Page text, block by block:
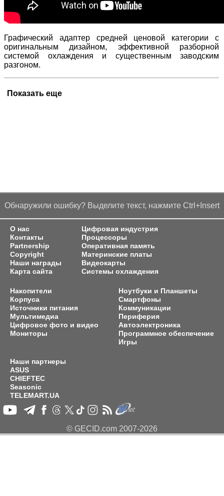
Графический адаптер средней ценовой категории с
оригинальным дизайном, эффективной разборной
системой охлаждения и существенным заводским
разгоном.
Показать еще
Обнаружили ошибку? Выделите текст, нажмите Ctrl+Insert
О нас
Контакты
Partnership
Copyright
Наши награды
Карта сайта
Цифровая индустрия
Процессоры
Оперативная память
Материнские платы
Видеокарты
Системы охлаждения
Накопители
Корпуса
Источники питания
Мультимедиа
Цифровое фото и видео
Мониторы
Ноутбуки и Планшеты
Смартфоны
Коммуникации
Периферия
Автоэлектроника
Программное обеспечение
Игры
Наши партнеры
ASUS
CHIEFTEC
Seasonic
TELEMART.UA
© GECID.com 2007-2026